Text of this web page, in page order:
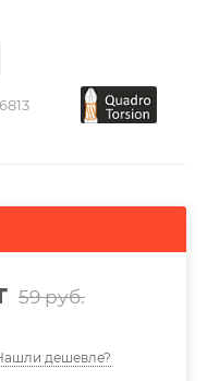
59руб.
дешевле?